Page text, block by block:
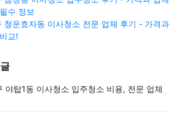
수 정보
청운효자동 이사청소 전문 업체 후기 - 가격과
교!
야탑1동 이사청소 입주청소 비용, 전문 업체